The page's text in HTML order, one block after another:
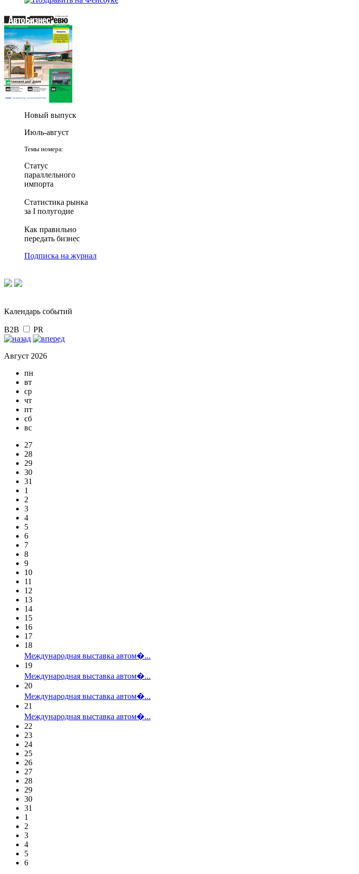
Новый выпуск
Июль-август
Темы номера:
Статус
параллельного
импорта
Статистика рынка
за I полугодие
Как правильно
передать бизнес
Подписка на журнал
Календарь событий
B2B PR
Август 2026
пн
вт
ср
чт
пт
сб
вс
27
28
29
30
31
1
2
3
4
5
6
7
8
9
10
11
12
13
14
15
16
17
18
Международная выставка автом�...
19
Международная выставка автом�...
20
Международная выставка автом�...
21
Международная выставка автом�...
22
23
24
25
26
27
28
29
30
31
1
2
3
4
5
6